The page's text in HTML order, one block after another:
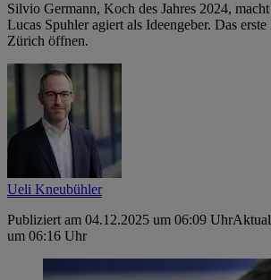
Silvio Germann, Koch des Jahres 2024,
Lucas Spuhler agiert als Ideengeber. Das
Zürich öffnen.
Ueli Kneubühler
Publiziert am 04.12.2025 um 06:09 Uhr
um 06:16 Uhr